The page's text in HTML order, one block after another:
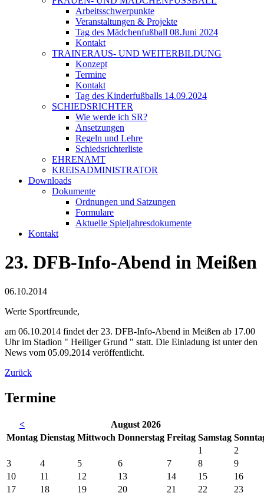
Arbeitsschwerpunkte
Veranstaltungen & Projekte
Tag des Mädchenfußball 08.Juni 2024
Kontakt
TRAINERAUS- UND WEITERBILDUNG
Konzept
Termine
Kontakt
Tag des Kinderfußballs 14.09.2024
SCHIEDSRICHTER
Wie werde ich SR?
Ansetzungen
Regeln und Lehre
Schiedsrichterliste
EHRENAMT
KREISADMINISTRATOR
Downloads
Dokumente
Ordnungen und Satzungen
Formulare
Aktuelle Spieljahresdokumente
Kontakt
23. DFB-Info-Abend in Meißen
06.10.2014
Werte Sportfreunde,
am 06.10.2014 findet der 23. DFB-Info-Abend in Meißen ab 17.00
Uhr im Stadion " Heiliger Grund " statt. Die Einladung ist unter den
News vom 05.09.2014 veröffentlicht.
Zurück
Termine
<
August 2026
Montag Dienstag Mittwoch Donnerstag Freitag Samstag So
1
2
3
4 5 6 7 8
9
10
11 12 13 14 15
16
17
18 19 20 21 22
23